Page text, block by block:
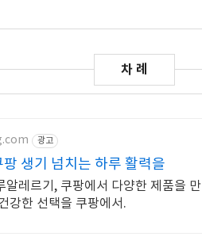
광고
생기 넘치는 하루 활력을
알레르기, 쿠팡에서 다양한 제품을
강한 선택을 쿠팡에서.